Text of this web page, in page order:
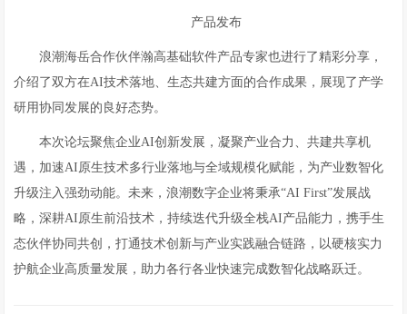
产品发布
浪潮海岳合作伙伴瀚高基础软件产品专家也进行了精彩分享，
介绍了双方在AI技术落地、生态共建方面的合作成果，展现了产学
研用协同发展的良好态势。
本次论坛聚焦企业AI创新发展，凝聚产业合力、共建共享机
遇，加速AI原生技术多行业落地与全域规模化赋能，为产业数智化
升级注入强劲动能。未来，浪潮数字企业将秉承“AI First”发展战
略，深耕AI原生前沿技术，持续迭代升级全栈AI产品能力，携手生
态伙伴协同共创，打通技术创新与产业实践融合链路，以硬核实力
护航企业高质量发展，助力各行各业快速完成数智化战略跃迁。